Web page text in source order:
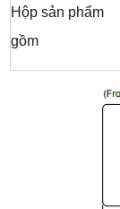
Hộp sản phẩm
gồm